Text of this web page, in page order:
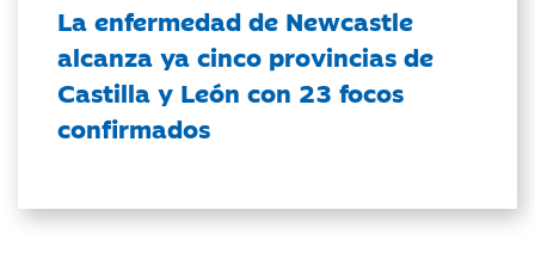
La enfermedad de Newcastle
alcanza ya cinco provincias de
Castilla y León con 23 focos
confirmados